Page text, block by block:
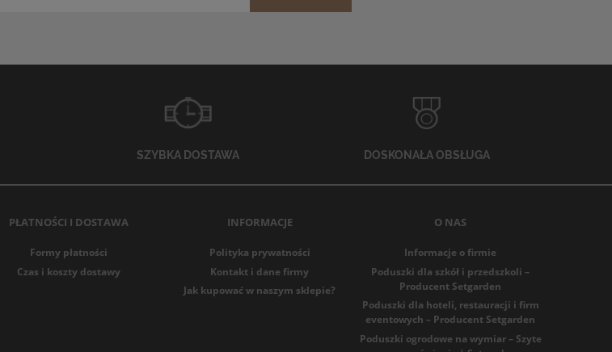
SZYBKA DOSTAWA DOSKONAŁA OBSŁUGA
PŁATNOŚCI I DOSTAWA
Formy płatności
Czas i koszty dostawy
INFORMACJE
Polityka prywatności
Kontakt i dane firmy
Jak kupować w naszym sklepie?
O NAS
Informacje o firmie
Poduszki dla szkół i przedszkoli –
Producent Setgarden
Poduszki dla hoteli, restauracji i firm
eventowych – Producent Setgarden
Poduszki ogrodowe na wymiar – Szyte